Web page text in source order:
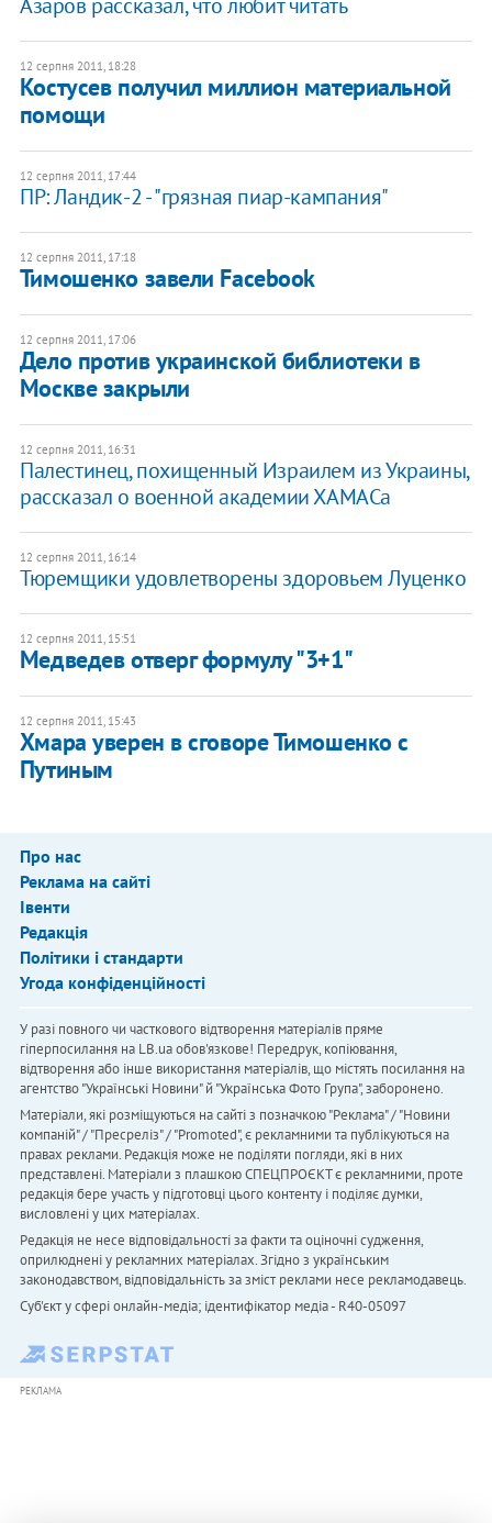
Азаров рассказал, что любит читать
12 серпня 2011, 18:28
Костусев получил миллион материальной
помощи
12 серпня 2011, 17:44
ПР: Ландик-2 - "грязная пиар-кампания"
12 серпня 2011, 17:18
Тимошенко завели Facebook
12 серпня 2011, 17:06
Дело против украинской библиотеки в
Москве закрыли
12 серпня 2011, 16:31
Палестинец, похищенный Израилем из Украины,
рассказал о военной академии ХАМАСа
12 серпня 2011, 16:14
Тюремщики удовлетворены здоровьем Луценко
12 серпня 2011, 15:51
Медведев отверг формулу "3+1"
12 серпня 2011, 15:43
Хмара уверен в сговоре Тимошенко с
Путиным
Про нас
Реклама на сайті
Івенти
Редакція
Політики і стандарти
Угода конфіденційності
У разі повного чи часткового відтворення матеріалів пряме
гіперпосилання на LB.ua обов'язкове! Передрук, копіювання,
відтворення або інше використання матеріалів, що містять посилання на
агентство "Українськi Новини" й "Українська Фото Група", заборонено.
Матеріали, які розміщуються на сайті з позначкою "Реклама" / "Новини
компаній" / "Пресреліз" / "Promoted", є рекламними та публікуються на
правах реклами. Редакція може не поділяти погляди, які в них
представлені. Матеріали з плашкою СПЕЦПРОЄКТ є рекламними, проте
редакція бере участь у підготовці цього контенту і поділяє думки,
висловлені у цих матеріалах.
Редакція не несе відповідальності за факти та оціночні судження,
оприлюднені у рекламних матеріалах. Згідно з українським
законодавством, відповідальність за зміст реклами несе рекламодавець.
Cуб'єкт у сфері онлайн-медіа; ідентифікатор медіа - R40-05097
РЕКЛАМА